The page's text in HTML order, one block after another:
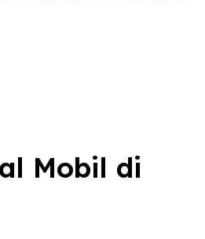
Mobil di